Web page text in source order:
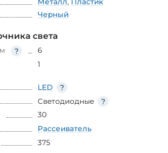
Черный
света
6
1
LED
Светодиодные
30
Рассеиватель
375